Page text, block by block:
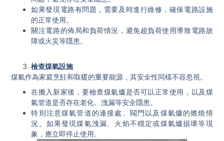
如果發現電路有問題，需要及時進行維修，確保電路設施
的正常使用。
關注電路的佈局和負荷情況，避免超負荷使用導致電路故
障或火災等隱患。
檢查煤氣設施
煤氣作為家庭烹飪和取暖的重要能源，其安全性同樣不容忽視。
在搬入新家後，要檢查煤氣爐是否可以正常使用，以及煤
氣管道是否存在老化、洩漏等安全隱患。
特別注意煤氣管道的連接處、閥門以及煤氣爐的燃燒情
況。如果發現煤氣洩漏、火焰不穩定或煤氣爐損壞等現
象，應立即停止使用。